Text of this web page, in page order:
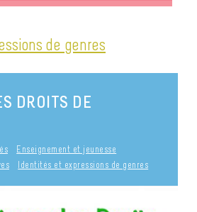
de genres
DROITS DE
Enseignement et jeunesse
Identités et expressions de genres